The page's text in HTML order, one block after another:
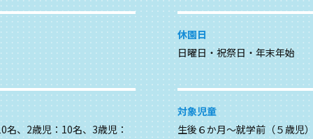
休園日
日曜日・祝祭日・年末年始
名、2歳児：10名、3歳児：
対象児童
生後６か月～就学前（５歳児